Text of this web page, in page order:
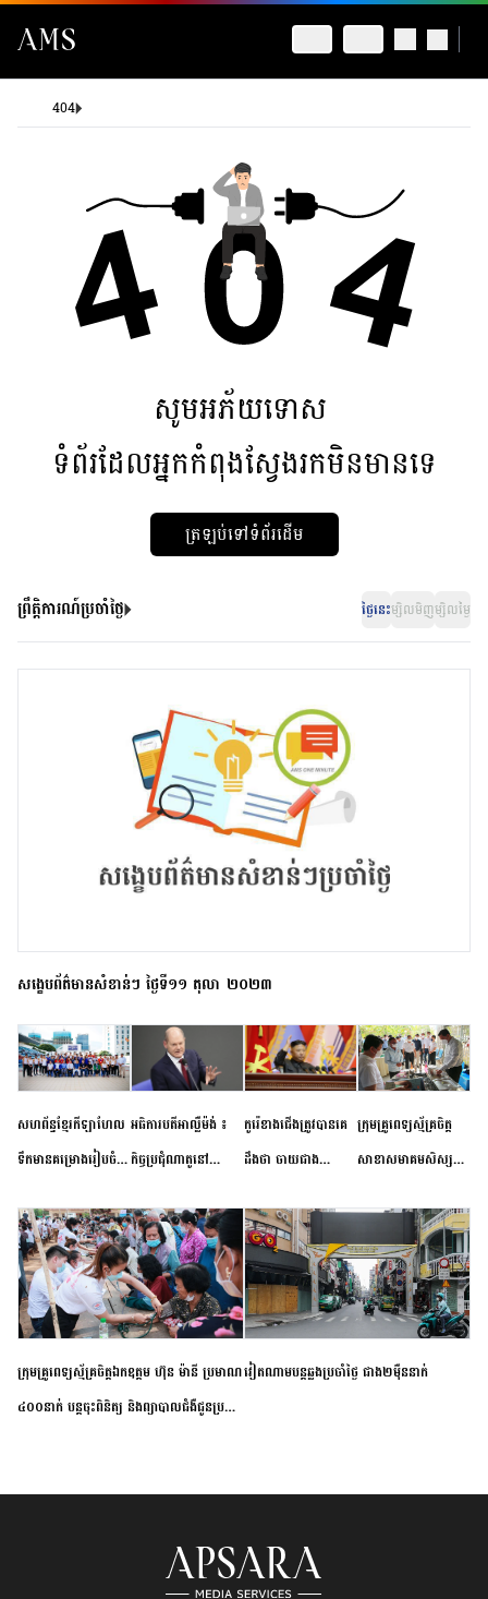
404
សូមអភ័យទោស
ទំព័រដែលអ្នកកំពុងស្វែងរកមិនមានទេ
ត្រឡប់ទៅទំព័រដើម
ព្រឹត្តិការណ៍ប្រចាំថ្ងៃ ថ្ងៃនេះម្សិលមិញម្សិលម្ងៃ
សង្ខេបព័ត៌មានសំខាន់ៗ ថ្ងៃទី១១ តុលា ២០២៣
សហព័ន្ធខ្មែរកីឡាហែល
ទឹកមានគម្រោងរៀបចំ
កម្រិតបឋម ដល់ឧត្តម
សិក្សានាពេលខាងមុខ
អធិការបតីអាល្លឺម៉ង់ ៖
កិច្ចប្រជុំណាតូនៅ
ខាងមុខនឹងបញ្ជូនសញ្ញា
នៃភាពស្អិតរមួត និង
ការប្តេជ្ញាចិត្ត
កូរ៉េខាងជើងត្រូវបានគេ
ដឹងថា ចាយជាង
អភិវឌ្ឍន៍នុយក្លេអ៊ែរ
ក្រុមគ្រូពេទ្យស្ម័គ្រចិត្ត
សាខាសមាគមសិស្ស
ខេត្តកំពង់ចាម ចុះពិនិត្យ
ពិគ្រោះជំងឺទូទៅ និងផ្តល់
ថ្នាំពេទ្យជូនប្រជាពលរដ្ឋ
រស់នៅសង្កាត់បឹងកុក
ក្រុមគ្រូពេទ្យស្ម័គ្រចិត្តឯកឧត្តម ហ៊ុន ម៉ានី ប្រមាណ
៤០០នាក់ បន្តចុះពិនិត្យ និងព្យាបាលជំងឺជូនប្រជា
វៀតណាម​បន្ត​ឆ្លង​ប្រចាំថ្ងៃ​ ​ជាង​២​ម៉ឺន​នាក់​